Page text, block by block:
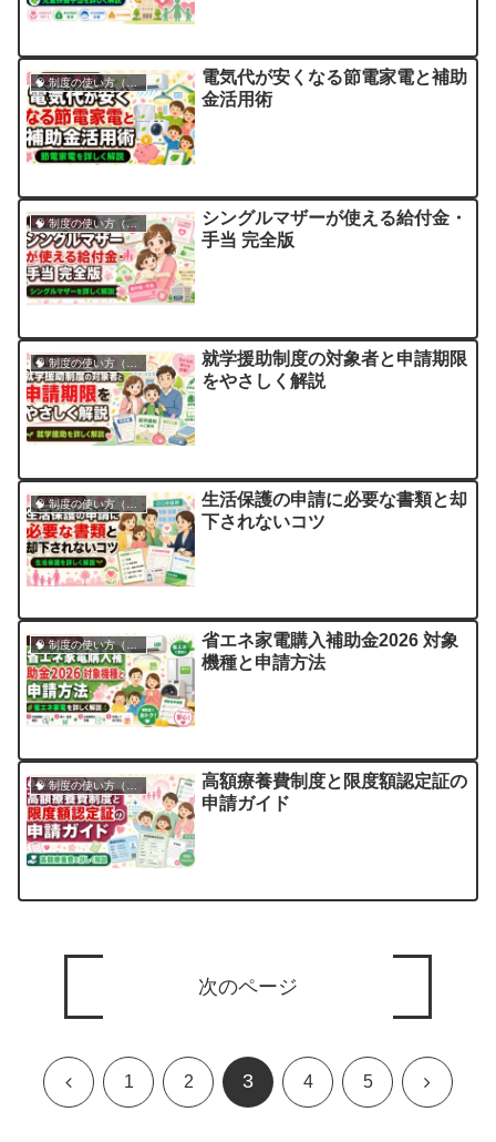
🧠 制度の使い方（申請・相談など）
電気代が安くなる節電家電と補助
金活用術
🧠 制度の使い方（申請・相談など）
シングルマザーが使える給付金・
手当 完全版
🧠 制度の使い方（申請・相談など）
就学援助制度の対象者と申請期限
をやさしく解説
🧠 制度の使い方（申請・相談など）
生活保護の申請に必要な書類と却
下されないコツ
省エネ家電購入補助金2026 対象
機種と申請方法
高額療養費制度と限度額認定証の
申請ガイド
次のページ
前 1 2 3 4 5 次